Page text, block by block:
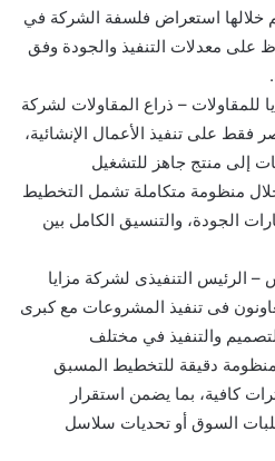
خلالها استعراض فلسفة الشركة في
على معدلات التنفيذ والجودة وفق
للمقاولات – ذراع المقاولات لشركة
فقط على تنفيذ الأعمال الإنشائية،
إلى منتج جاهز للتشغيل
منظومة متكاملة تشمل التخطيط
الجودة، والتنسيق الكامل بين
التنفيذى لشركة مزايا
فى تنفيذ المشروعات مع كبرى
والتنفيذ في مختلف
دقيقة للتخطيط المسبق
كافية، بما يضمن استقرار
السوق أو تحديات سلاسل